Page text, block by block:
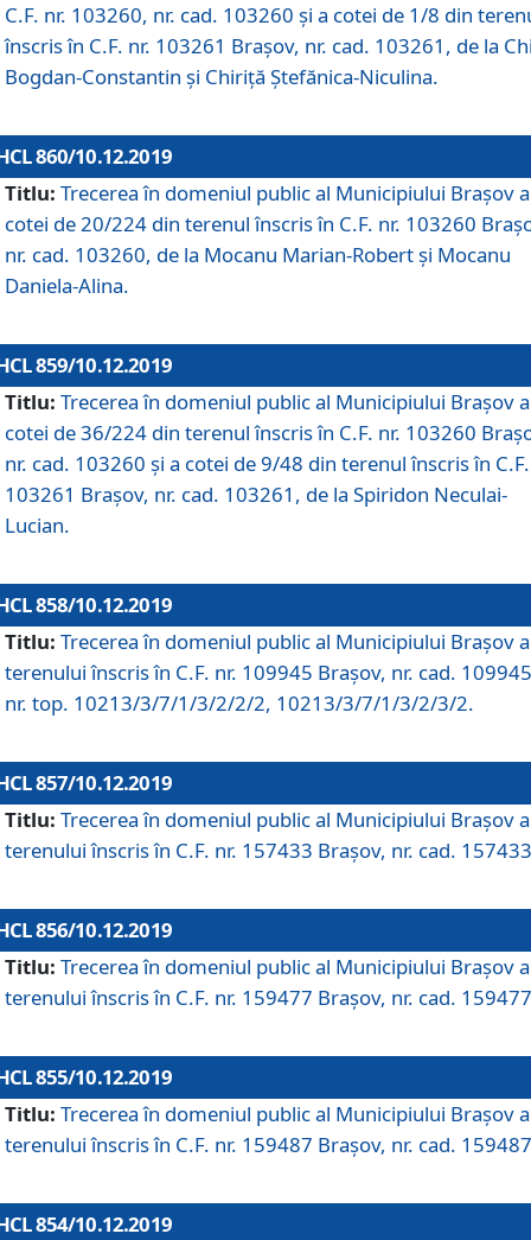
C.F. nr. 103260, nr. cad. 103260 și a cotei de 1/8 din
înscris în C.F. nr. 103261 Brașov, nr. cad. 103261, de la
Bogdan-Constantin și Chiriță Ștefănica-Niculina.
860/10.12.2019
Titlu: Trecerea în domeniul public al Municipiului Braşov a
cotei de 20/224 din terenul înscris în C.F. nr. 103260
nr. cad. 103260, de la Mocanu Marian-Robert și Mocanu
Daniela-Alina.
859/10.12.2019
Titlu: Trecerea în domeniul public al Municipiului Braşov a
cotei de 36/224 din terenul înscris în C.F. nr. 103260
nr. cad. 103260 și a cotei de 9/48 din terenul înscris în
103261 Brașov, nr. cad. 103261, de la Spiridon Neculai-
Lucian.
858/10.12.2019
Titlu: Trecerea în domeniul public al Municipiului Braşov a
terenului înscris în C.F. nr. 109945 Brașov, nr. cad.
nr. top. 10213/3/7/1/3/2/2/2, 10213/3/7/1/3/2/3/2.
857/10.12.2019
Titlu: Trecerea în domeniul public al Municipiului Braşov a
terenului înscris în C.F. nr. 157433 Brașov, nr. cad.
856/10.12.2019
Titlu: Trecerea în domeniul public al Municipiului Braşov a
terenului înscris în C.F. nr. 159477 Brașov, nr. cad.
855/10.12.2019
Titlu: Trecerea în domeniul public al Municipiului Braşov a
terenului înscris în C.F. nr. 159487 Brașov, nr. cad.
854/10.12.2019